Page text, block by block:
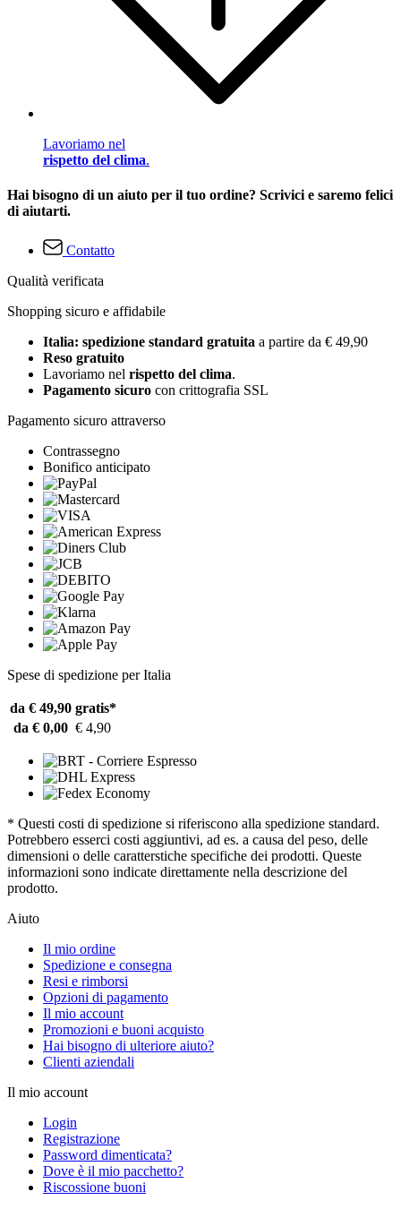
Lavoriamo nel
rispetto del clima.
Hai bisogno di un aiuto per il tuo ordine? Scrivici e saremo felici
di aiutarti.
Contatto
Qualità verificata
Shopping sicuro e affidabile
Italia: spedizione standard gratuita a partire da € 49,90
Reso gratuito
Lavoriamo nel rispetto del clima.
Pagamento sicuro con crittografia SSL
Pagamento sicuro attraverso
Contrassegno
Bonifico anticipato
Spese di spedizione per Italia
da € 49,90 gratis*
da € 0,00 € 4,90
* Questi costi di spedizione si riferiscono alla spedizione standard.
Potrebbero esserci costi aggiuntivi, ad es. a causa del peso, delle
dimensioni o delle caratterstiche specifiche dei prodotti. Queste
informazioni sono indicate direttamente nella descrizione del
prodotto.
Aiuto
Il mio ordine
Spedizione e consegna
Resi e rimborsi
Opzioni di pagamento
Il mio account
Promozioni e buoni acquisto
Hai bisogno di ulteriore aiuto?
Clienti aziendali
Il mio account
Login
Registrazione
Password dimenticata?
Dove è il mio pacchetto?
Riscossione buoni